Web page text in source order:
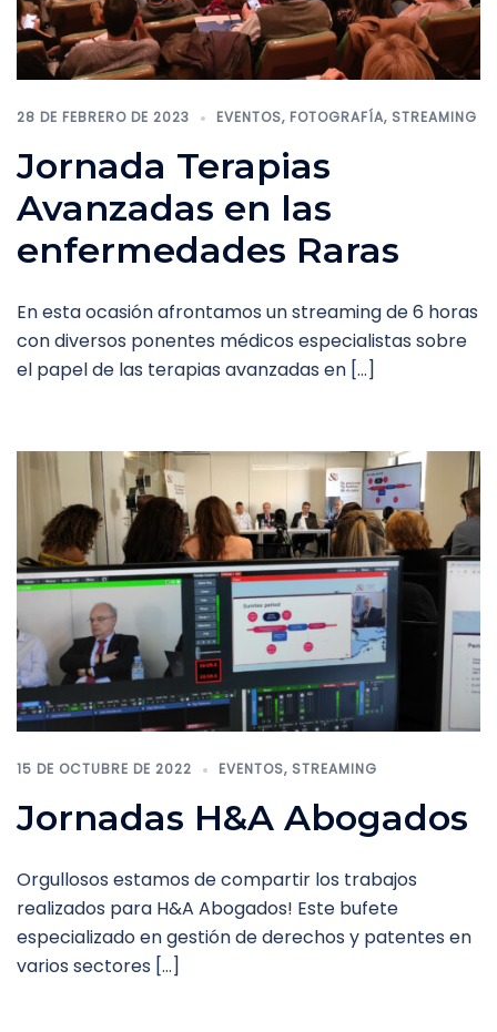
28 DE FEBRERO DE 2023 EVENTOS, FOTOGRAFÍA, STREAMING
Jornada Terapias
Avanzadas en las
enfermedades Raras
En esta ocasión afrontamos un streaming de 6 horas
con diversos ponentes médicos especialistas sobre
el papel de las terapias avanzadas en […]
15 DE OCTUBRE DE 2022 EVENTOS, STREAMING
Jornadas H&A Abogados
Orgullosos estamos de compartir los trabajos
realizados para H&A Abogados! Este bufete
especializado en gestión de derechos y patentes en
varios sectores […]